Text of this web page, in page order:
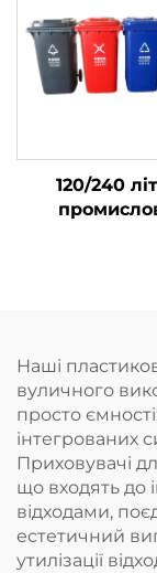
для
пивоварних
120/240
Наші
вуличного
просто
інтегрованих
Приховувачі
що входять до
відходами,
естетичний
утилізації